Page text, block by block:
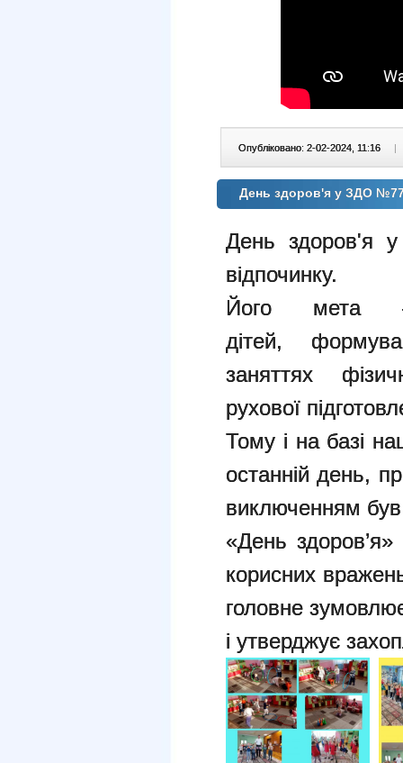
Опубліковано: 2-02-2024, 11:16 |
День здоров'я у ЗДО
День здоров'я
відпочинку.
Його мета –
дітей,
заняттях
рухової
Тому і на базі
останній день,
виключенням був
«День
корисних
головне
і утверджує